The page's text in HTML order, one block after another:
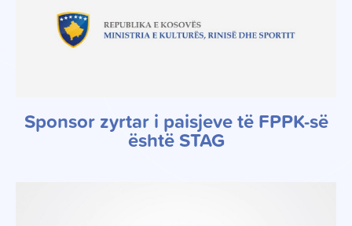
Sponsor zyrtar i paisjeve të FPPK-së
është STAG